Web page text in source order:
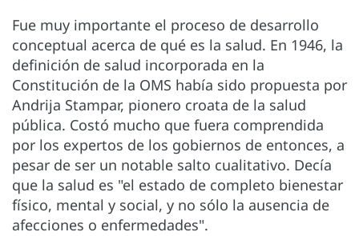
Fue muy importante el proceso de desarrollo
conceptual acerca de qué es la salud. En 1946, la
definición de salud incorporada en la
Constitución de la OMS había sido propuesta por
Andrija Stampar, pionero croata de la salud
pública. Costó mucho que fuera comprendida
por los expertos de los gobiernos de entonces, a
pesar de ser un notable salto cualitativo. Decía
que la salud es "el estado de completo bienestar
físico, mental y social, y no sólo la ausencia de
afecciones o enfermedades".